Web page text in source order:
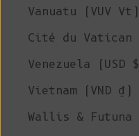
Vanuatu (VUV Vt)
Cité du Vatican
Venezuela (USD
Vietnam (VND ₫)
Wallis & Futuna